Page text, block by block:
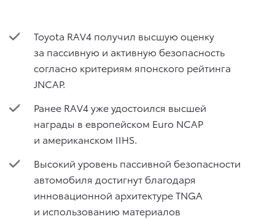
Toyota RAV4 получил высшую оценку
за пассивную и активную безопасность
согласно критериям японского рейтинга
JNCAP.
Ранее RAV4 уже удостоился высшей
награды в европейском Euro NCAP
и американском IIHS.
Высокий уровень пассивной безопасности
автомобиля достигнут благодаря
инновационной архитектуре TNGA
и использованию материалов